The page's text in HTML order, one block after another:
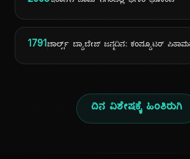
1791ಚಾರ್ಲ್ಸ್ ಬ್ಯಾಬೇಜ್ ಜನ್ಮದಿನ: ಕಂಪ್ಯೂಟರ್
ದಿನ ವಿಶೇಷಕ್ಕೆ ಹಿಂತಿರುಗಿ